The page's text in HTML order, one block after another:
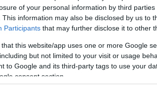
of your personal information by third parties
This information may also be disclosed by us to
Participants that may further disclose it to other
that this website/app uses one or more Google
but not limited to your visit or usage
to Google and its third-party tags to use your
consent section.